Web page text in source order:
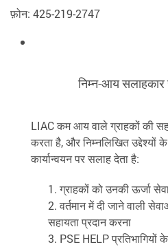
फ़ोन: 425-219-2747
निम्न-आय सलाहकार
LIAC कम आय वाले ग्राहकों की
करता है, और निम्नलिखित उद्देश्यों
कार्यान्वयन पर सलाह देता है:
ग्राहकों को उनकी ऊर्जा
वर्तमान में दी जाने वाली
सहायता प्रदान करना
PSE HELP प्रतिभागियों